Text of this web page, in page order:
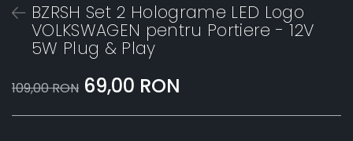
BZRSH Set 2 Holograme LED Logo
VOLKSWAGEN pentru Portiere - 12V
5W Plug & Play
109,00 RON 69,00 RON